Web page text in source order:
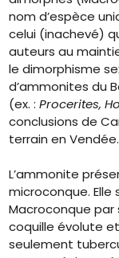
nom d’espèce
celui (inachevé)
auteurs au
le dimorphisme
d’ammonites du
(ex. :Procerites,
conclusions de
terrain en Vendée.
L’ammonite
microconque.
Macroconque
coquille évolute
seulement